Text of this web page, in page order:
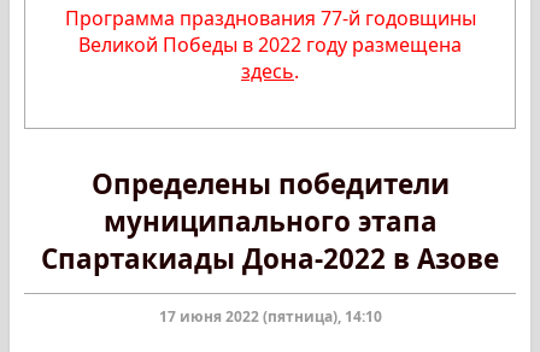
Программа празднования 77-й годовщины
Великой Победы в 2022 году размещена
здесь.
Определены победители
муниципального этапа
Спартакиады Дона-2022 в Азове
17 июня 2022 (пятница), 14:10